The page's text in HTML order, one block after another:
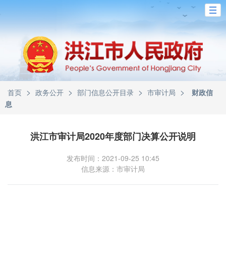
首页 > 政务公开 > 部门信息公开目录 > 市审计局 >
财政信
息
洪江市审计局2020年度部门决算公开说明
发布时间：2021-09-25 10:45
信息来源：市审计局